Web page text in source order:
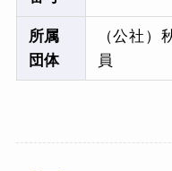
所属
団体
（公社）
員